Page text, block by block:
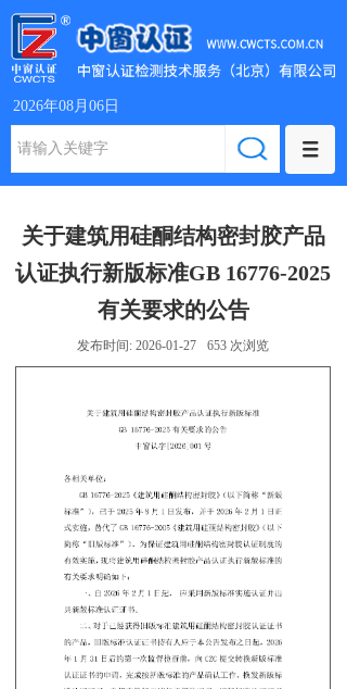
2026年08月06日
关于建筑用硅酮结构密封胶产品
认证执行新版标准GB 16776-2025
有关要求的公告
发布时间: 2026-01-27 653 次浏览